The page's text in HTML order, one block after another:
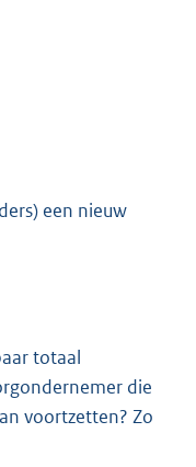
een nieuw
totaal
die
voortzetten? Zo